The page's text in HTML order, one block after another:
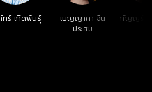
ทร์ เกิดพันธุ์
เบญญาภา จีน
ประสม
กัญญรัตน์